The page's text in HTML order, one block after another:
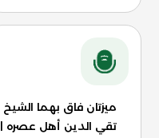
ميزتان فاق بهما الشيخ
تقي الدين أهل عصره |